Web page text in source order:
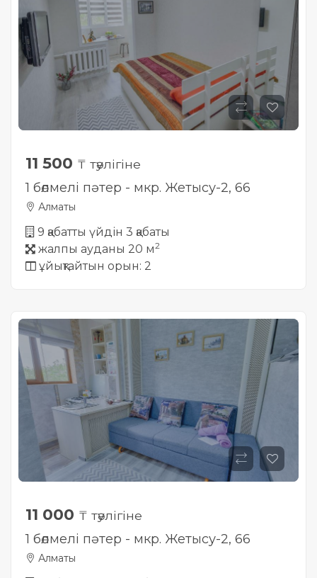
11 500 ₸ тәулігіне
1 бөлмелі пәтер - мкр. Жетысу-2, 66
Алматы
9 қабатты үйдін 3 қабаты
жалпы ауданы 20 м2
ұйықтайтын орын: 2
11 000 ₸ тәулігіне
1 бөлмелі пәтер - мкр. Жетысу-2, 66
Алматы